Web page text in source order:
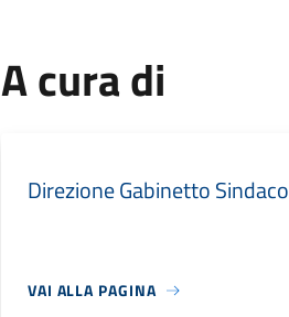
A cura di
Direzione Gabinetto Sindaco
VAI ALLA PAGINA